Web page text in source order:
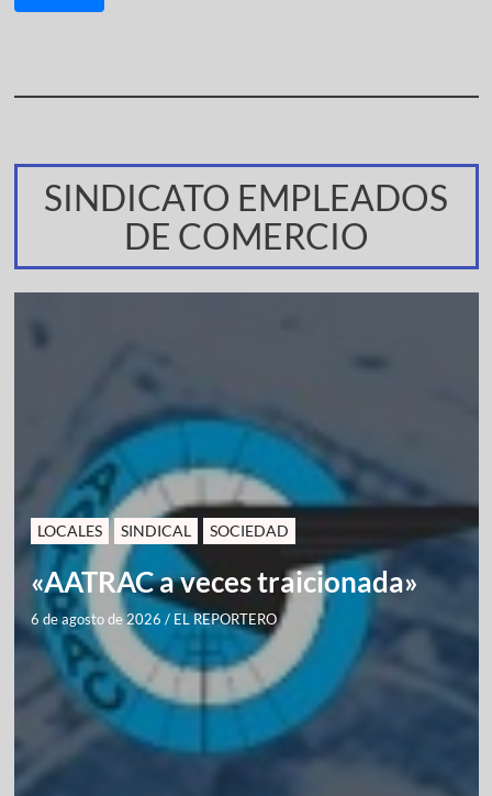
SINDICATO EMPLEADOS
DE COMERCIO
LOCALES SINDICAL SOCIEDAD
«AATRAC a veces traicionada»
6 de agosto de 2026 / EL REPORTERO